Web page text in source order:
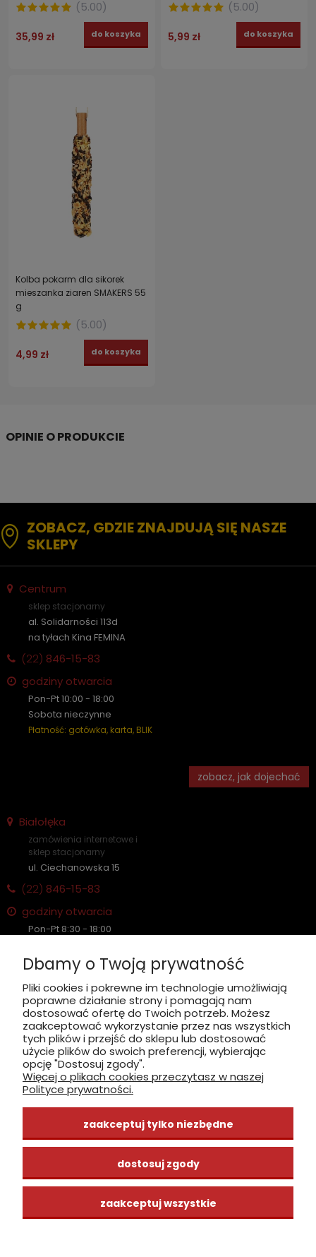
(5.00)
35,99 zł do koszyka
(5.00)
5,99 zł do koszyka
Kolba pokarm dla sikorek
mieszanka ziaren SMAKERS 55
g
(5.00)
4,99 zł do koszyka
ZOBACZ, GDZIE ZNAJDUJĄ SIĘ NASZE
SKLEPY
Centrum
sklep stacjonarny
al. Solidarności 113d
na tyłach Kina FEMINA
(22) 846-15-83
godziny otwarcia
Pon-Pt 10:00 - 18:00
Sobota nieczynne
Płatność: gotówka, karta, BLIK
zobacz, jak dojechać
Białołęka
zamówienia internetowe i
sklep stacjonarny
ul. Ciechanowska 15
(22) 846-15-83
godziny otwarcia
Pon-Pt 8:30 - 18:00
Płatność: gotówka, karta, BLIK
zobacz, jak dojechać
INFORMACJE
ZAKUPY
CENTRUM WIEDZY
Dbamy o Twoją prywatność
Pliki cookies i pokrewne im technologie umożliwiają
poprawne działanie strony i pomagają nam
dostosować ofertę do Twoich potrzeb. Możesz
zaakceptować wykorzystanie przez nas wszystkich
tych plików i przejść do sklepu lub dostosować
użycie plików do swoich preferencji, wybierając
opcję "Dostosuj zgody".
Więcej o plikach cookies przeczytasz w naszej
Polityce prywatności.
zaakceptuj tylko niezbędne
dostosuj zgody
zaakceptuj wszystkie